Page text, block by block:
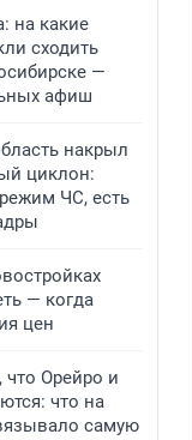
на какие
сходить
—
афиш
накрыл
циклон:
ЧС, есть
— когда
цен
что Орейро и
что на
самую